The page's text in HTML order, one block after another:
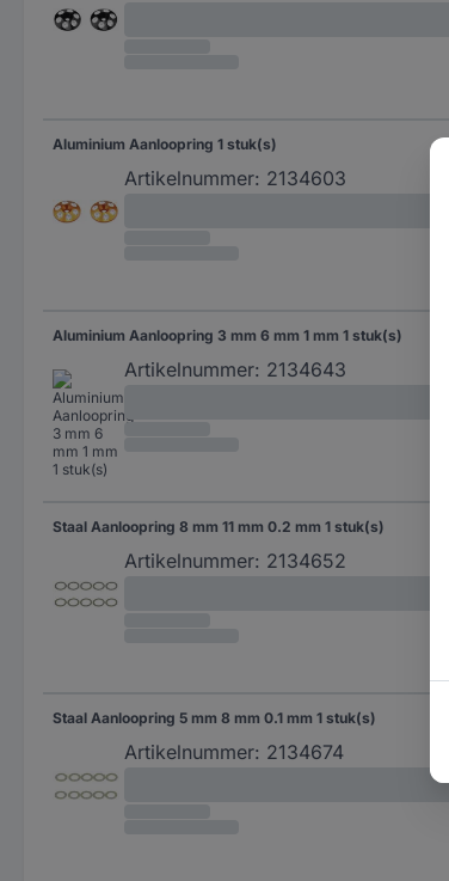
Aluminium Aanloopring 1 stuk(s)
Artikelnummer: 2134603
Aluminium Aanloopring 3 mm 6 mm 1 mm 1 stuk(s)
Artikelnummer: 2134643
Staal Aanloopring 8 mm 11 mm 0.2 mm 1 stuk(s)
Artikelnummer: 2134652
Staal Aanloopring 5 mm 8 mm 0.1 mm 1 stuk(s)
Artikelnummer: 2134674